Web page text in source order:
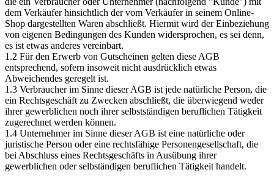
dem Verkäufer hinsichtlich der vom Verkäufer in seinem Online-
Shop dargestellten Waren abschließt. Hiermit wird der Einbeziehung
von eigenen Bedingungen des Kunden widersprochen, es sei denn,
es ist etwas anderes vereinbart.
1.2 Für den Erwerb von Gutscheinen gelten diese AGB
entsprechend, sofern insoweit nicht ausdrücklich etwas
Abweichendes geregelt ist.
1.3 Verbraucher im Sinne dieser AGB ist jede natürliche Person, die
ein Rechtsgeschäft zu Zwecken abschließt, die überwiegend weder
ihrer gewerblichen noch ihrer selbstständigen beruflichen Tätigkeit
zugerechnet werden können.
1.4 Unternehmer im Sinne dieser AGB ist eine natürliche oder
juristische Person oder eine rechtsfähige Personengesellschaft, die
bei Abschluss eines Rechtsgeschäfts in Ausübung ihrer
gewerblichen oder selbständigen beruflichen Tätigkeit handelt.